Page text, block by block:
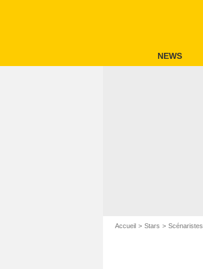
NEWS
Accueil Stars Scénaristes